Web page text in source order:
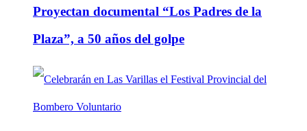
Proyectan documental “Los Padres de la
Plaza”, a 50 años del golpe